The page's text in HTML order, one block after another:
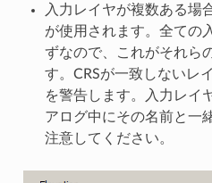
入力レイヤが複数ある場
が使用されます。全ての
ずなので、これがそれら
す。CRSが一致しないレ
を警告します。入力レイ
アログ中にその名前と一
注意してください。